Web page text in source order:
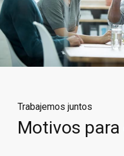
Trabajemos juntos
Motivos para